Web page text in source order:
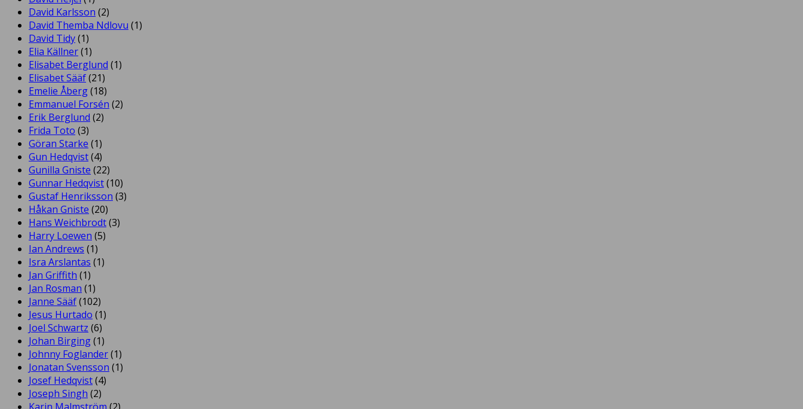
David Karlsson (2)
David Themba Ndlovu (1)
David Tidy(1)
Elia Källner(1)
Elisabet Berglund (1)
Elisabet Sääf(21)
Emelie Åberg(18)
Emmanuel Forsén (2)
Erik Berglund (2)
Frida Toto (3)
Göran Starke (1)
Gun Hedqvist(4)
Gunilla Gniste (22)
Gunnar Hedqvist(10)
Gustaf Henriksson (3)
Håkan Gniste (20)
Hans Weichbrodt(3)
Harry Loewen (5)
Ian Andrews (1)
Isra Arslantas (1)
Jan Griffith (1)
Jan Rosman (1)
Janne Sääf(102)
Jesus Hurtado (1)
Joel Schwartz (6)
Johan Birging(1)
Johnny Foglander(1)
Jonatan Svensson (1)
Josef Hedqvist(4)
Joseph Singh (2)